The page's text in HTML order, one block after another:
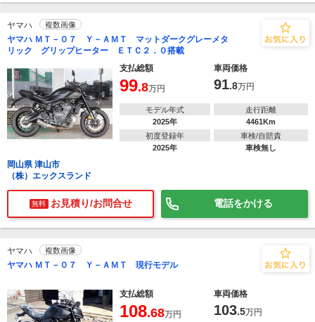
ヤマハ 複数画像
ヤマハ ＭＴ－０７ Ｙ－ＡＭＴ マットダークグレーメタ
リック グリップヒーター ＥＴＣ２．０搭載
支払総額
車両価格
99.8万円 91.8万円
モデル年式
2025年
走行距離
4461Km
初度登録年
2025年
車検/自賠責
車検無し
岡山県 津山市
（株）エックスランド
無料 お見積り/お問合せ 電話をかける
ヤマハ 複数画像
ヤマハ ＭＴ－０７ Ｙ－ＡＭＴ 現行モデル
支払総額 車両価格
108.68万円 103.5万円